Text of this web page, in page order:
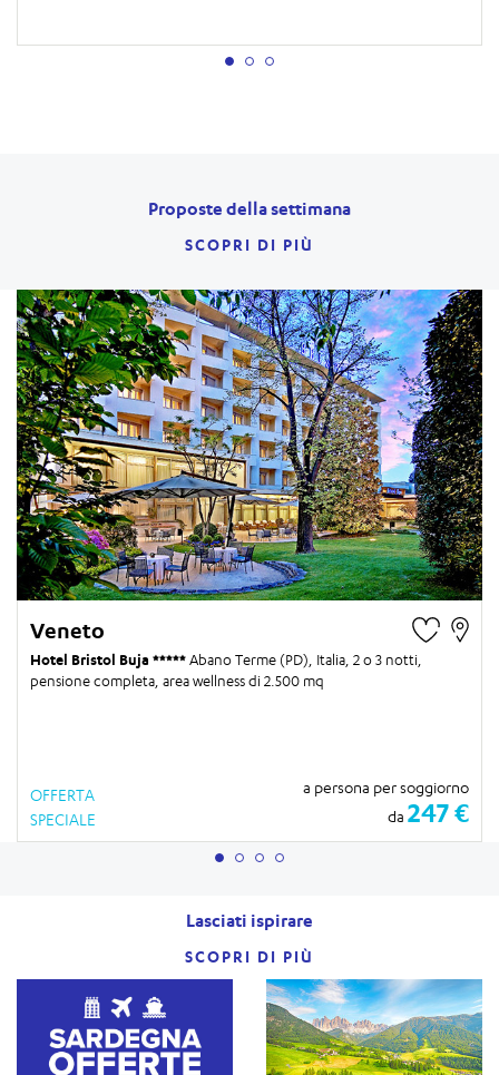
Proposte della settimana
SCOPRI DI PIÙ
Veneto
Hotel Bristol Buja Abano Terme (PD), Italia, 2 o 3 notti
pensione completa, area wellness di 2.500 mq
OFFERTA
SPECIALE
a persona per soggiorno
da 247 €
Lasciati ispirare
SCOPRI DI PIÙ